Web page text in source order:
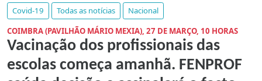
Covid-19 Todas as notícias
Nacional
COIMBRA (PAVILHÃO MÁRIO MEXIA), 27 DE MARÇO, 10 HORAS
Vacinação dos profissionais das
escolas começa amanhã. FENPROF